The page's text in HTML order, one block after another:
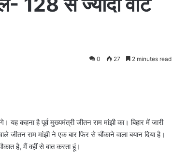
0 27 2 minutes read
यह कहना है पूर्व मुख्यमंत्री जीतन राम मांझी का। बिहार में जारी
जीतन राम मांझी ने एक बार फिर से चौंकाने वाला बयान दिया है।
है, मैं वहीं से बात करता हूं।